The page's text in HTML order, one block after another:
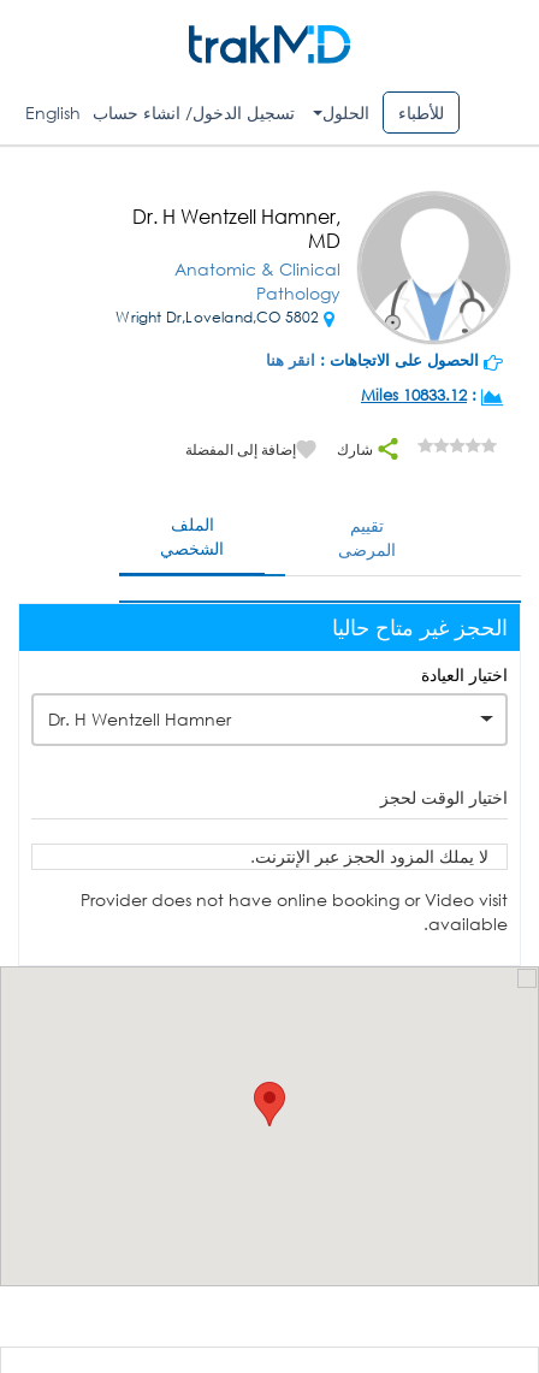
للأطباء الحلول تسجيل الدخول/ انشاء حساب English
Dr. H Wentzell Hamner,
MD
Anatomic & Clinical
Pathology
الحصول على الاتجاهات : انقر هنا
:
10833.12 Miles
شارك إضافة إلى المفضلة
الملف
الشخصي
تقييم
المرضى
الحجز غير متاح حاليا
اختيار العيادة
Dr. H Wentzell Hamner
اختيار الوقت لحجز
لا يملك المزود الحجز عبر الإنترنت.
Provider does not have online booking or Video visit
available.